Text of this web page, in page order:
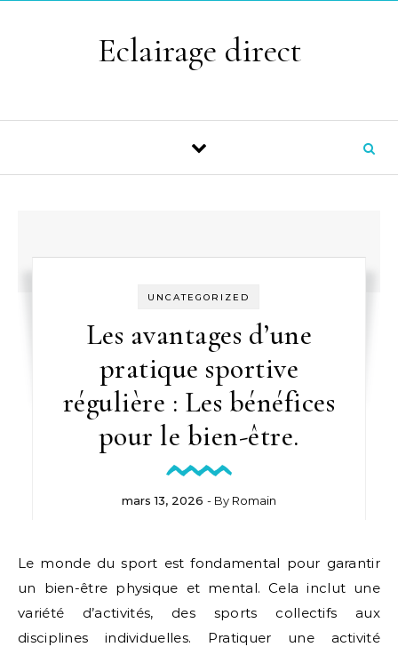
Eclairage direct
UNCATEGORIZED
Les avantages d’une
pratique sportive
régulière : Les bénéfices
pour le bien-être.
mars 13, 2026 - By Romain
Le monde du sport est fondamental pour garantir
un bien-être physique et mental. Cela inclut une
variété d’activités, des sports collectifs aux
disciplines individuelles. Pratiquer une activité